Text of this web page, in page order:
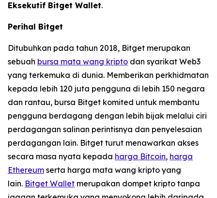
Eksekutif Bitget Wallet.
Perihal Bitget
Ditubuhkan pada tahun 2018, Bitget merupakan
sebuah bursa mata wang kripto dan syarikat Web3
yang terkemuka di dunia. Memberikan perkhidmatan
kepada lebih 120 juta pengguna di lebih 150 negara
dan rantau, bursa Bitget komited untuk membantu
pengguna berdagang dengan lebih bijak melalui ciri
perdagangan salinan perintisnya dan penyelesaian
perdagangan lain. Bitget turut menawarkan akses
secara masa nyata kepada harga Bitcoin, harga
Ethereum serta harga mata wang kripto yang
lain. Bitget Wallet merupakan dompet kripto tanpa